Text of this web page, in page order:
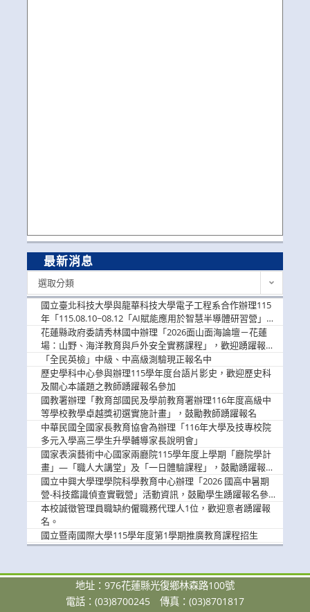
最新消息
選取分類
國立臺北科技大學與龍華科技大學電子工程系合作辦理115
年「115.08.10~08.12「AI賦能應用於智慧半導體研習營」，
歡迎學生踴躍報名參加
花蓮縣政府委請秀林國中辦理「2026面山面海論壇－花蓮
場：山野、海洋教育與戶外安全實務課程」，歡迎踴躍報名
參加
「全民英檢」中級、中高級測驗現正報名中
歷史學科中心參與辦理115學年度台語片影史，歡迎歷史科
及關心本議題之教師踴躍報名參加
國教署辦理「教育部國民及學前教育署辦理116年度高級中
等學校教學卓越獎初選實施計畫」，鼓勵教師踴躍報名
中華民國全國家長教育協會為辦理「116年大學及技專校院
多元入學高三學生升學輔導家長說明會」
國家表演藝術中心國家兩廳院115學年度上學期「廳院學計
畫」—「職人大講堂」及「一日體驗課程」，鼓勵踴躍報名
參與。
國立中興大學理學院科學教育中心辦理「2026 國高中暑期
營-科技鑑識偵查實戰營」活動資訊，鼓勵學生踴躍報名參
加。
本校誠徵管理員職缺約僱職務代理人1位，歡迎意者踴躍報
名。
國立暨南國際大學115學年度第1學期推廣教育課程招生
地址：976花蓮縣光復鄉林森路100號
電話：(03)8700245
傳真：(03)8701817